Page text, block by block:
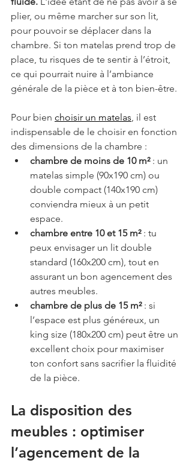
plier, ou même marcher sur son lit,
pour pouvoir se déplacer dans la
chambre. Si ton matelas prend trop de
place, tu risques de te sentir à l’étroit,
ce qui pourrait nuire à l’ambiance
générale de la pièce et à ton bien-être.
Pour bien choisir un matelas, il est
indispensable de le choisir en fonction
des dimensions de la chambre :
chambre de moins de 10 m² : un
matelas simple (90x190 cm) ou
double compact (140x190 cm)
conviendra mieux à un petit
espace.
chambre entre 10 et 15 m² : tu
peux envisager un lit double
standard (160x200 cm), tout en
assurant un bon agencement des
autres meubles.
chambre de plus de 15 m² : si
l’espace est plus généreux, un
king size (180x200 cm) peut être un
excellent choix pour maximiser
ton confort sans sacrifier la fluidité
de la pièce.
La disposition des
meubles : optimiser
l’agencement de la